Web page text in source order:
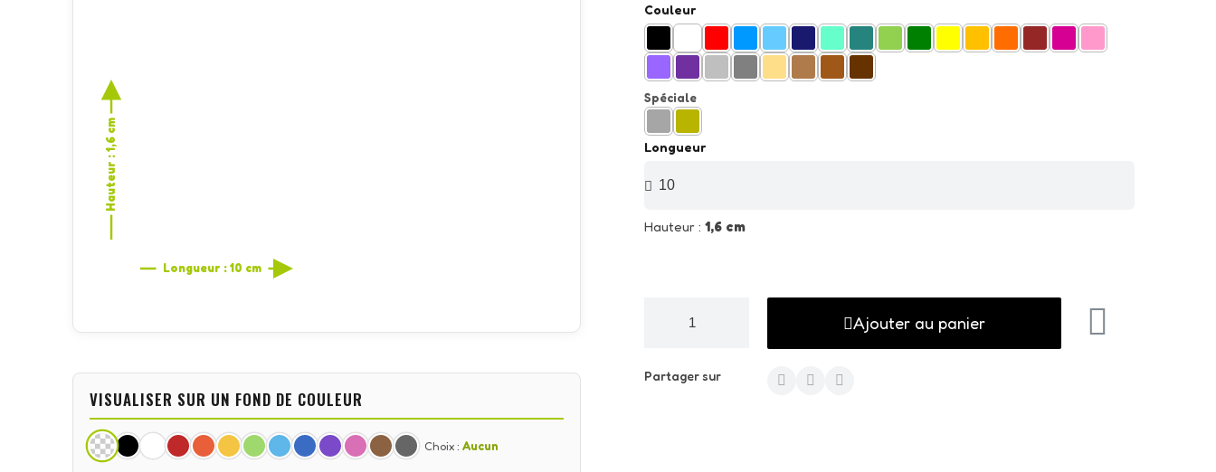
Hauteur : 1,6 cm
Longueur : 10 cm
VISUALISER SUR UN FOND DE COULEUR
Choix : Aucun
Couleur
Spéciale
Longueur
Hauteur : 1,6 cm
Ajouter au panier
Partager sur